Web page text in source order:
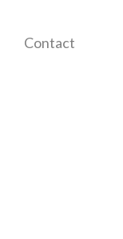
Contact